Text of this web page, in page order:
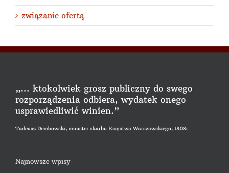
związanie ofertą
„... ktokolwiek grosz publiczny do swego
rozporządzenia odbiera, wydatek onego
usprawiedliwić winien.”
Tadeusz Dembowski, minister skarbu Księstwa Warszawskiego, 1808r.
Najnowsze wpisy